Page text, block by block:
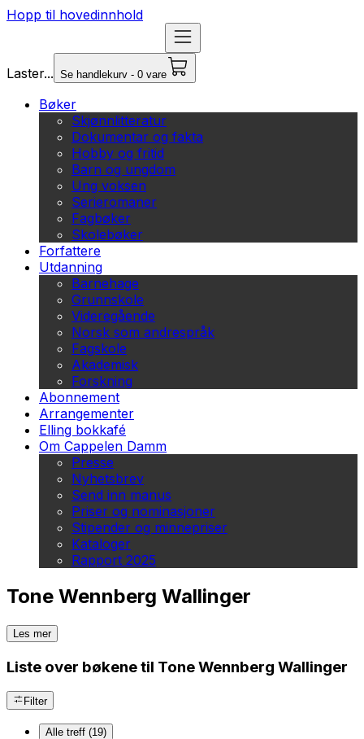
Hopp til hovedinnhold
Laster... Se handlekurv - 0 vare
Bøker
Skjønnlitteratur
Dokumentar og fakta
Hobby og fritid
Barn og ungdom
Ung voksen
Serieromaner
Fagbøker
Skolebøker
Forfattere
Utdanning
Barnehage
Grunnskole
Videregående
Norsk som andrespråk
Fagskole
Akademisk
Forskning
Abonnement
Arrangementer
Elling bokkafé
Om Cappelen Damm
Presse
Nyhetsbrev
Send inn manus
Priser og nominasjoner
Stipender og minnepriser
Kataloger
Rapport 2025
Tone Wennberg Wallinger
Les mer
Liste over bøkene til Tone Wennberg Wallinger
Filter
Alle treff (19)